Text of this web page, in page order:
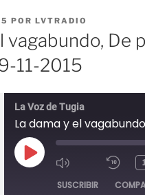
POR LVTRADIO
vagabundo, De
11-2015
La Voz de Tugia
Reproducir
SUSCRIBIR